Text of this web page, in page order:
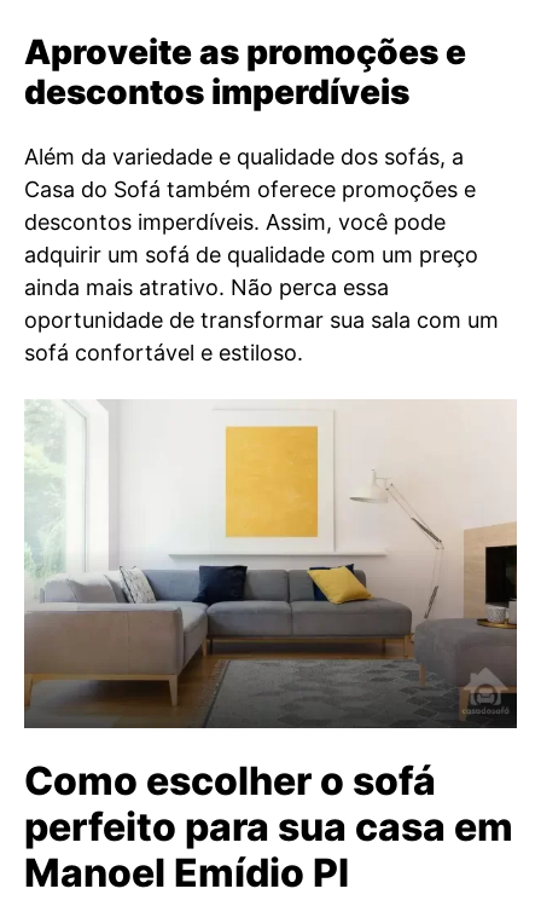
Aproveite as promoções e
descontos imperdíveis
Além da variedade e qualidade dos sofás, a
Casa do Sofá também oferece promoções e
descontos imperdíveis. Assim, você pode
adquirir um sofá de qualidade com um preço
ainda mais atrativo. Não perca essa
oportunidade de transformar sua sala com um
sofá confortável e estiloso.
Como escolher o sofá
perfeito para sua casa em
Manoel Emídio PI